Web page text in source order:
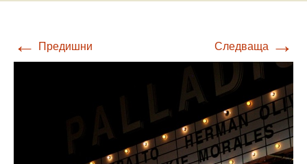
← Предишни Следваща →